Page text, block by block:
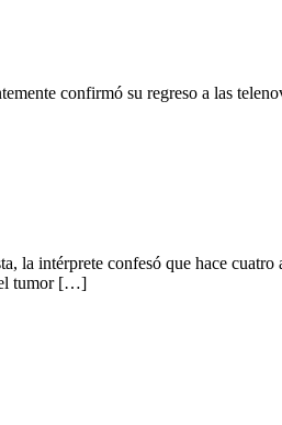
confirmó su regreso a las
la intérprete confesó que hace cuatro
el tumor […]